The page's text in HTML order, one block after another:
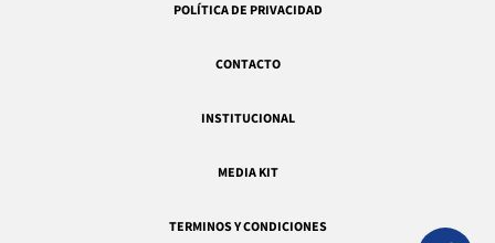
POLÍTICA DE PRIVACIDAD
CONTACTO
INSTITUCIONAL
MEDIA KIT
TERMINOS Y CONDICIONES